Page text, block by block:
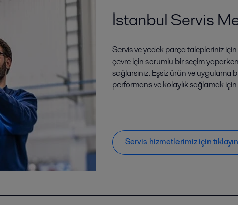
İstanbul Servis
Servis ve yedek parça talepleriniz
çevre için sorumlu bir seçim
sağlarsınız. Eşsiz ürün ve uygulama
performans ve kolaylık sağlamak
Servis hizmetlerimiz için tıklayın